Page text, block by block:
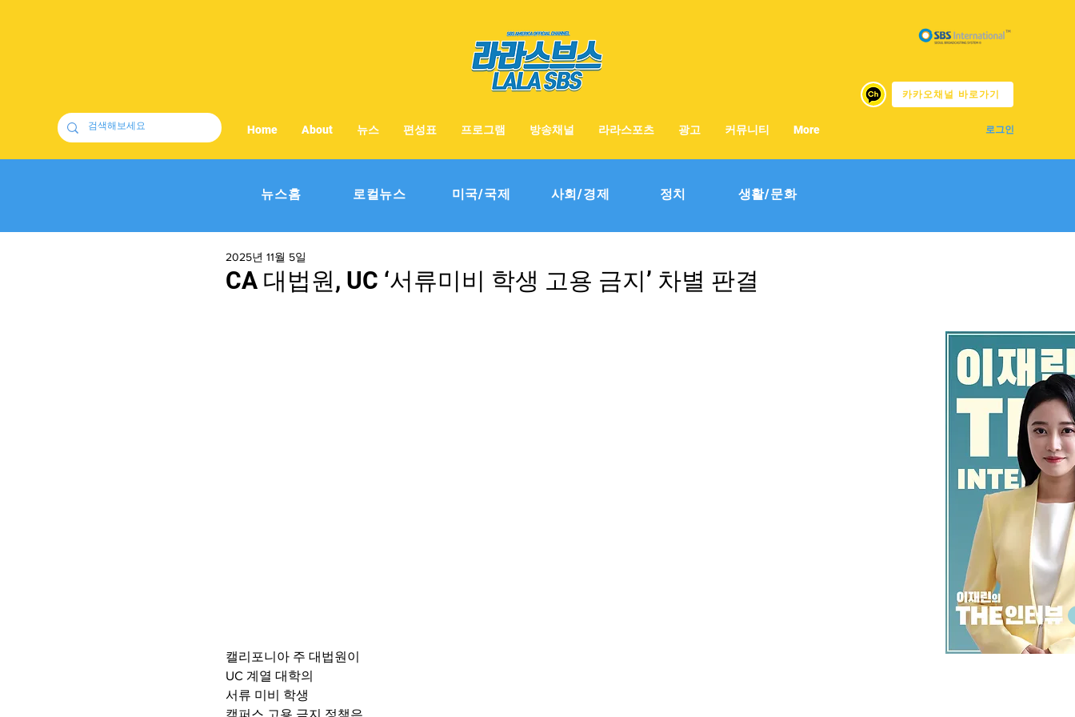
카카오채널 바로가기
로그인
Home About 뉴스 편성표 프로그램 방송채널 라라스포츠 광고 커뮤니티 More
뉴스홈 로컬뉴스 미국/국제 사회/경제 정치 생활/문화
CA 대법원, UC ‘서류미비 학생 고용 금지’ 차별 판결
2025년 11월 5일
캘리포니아 주 대법원이
UC 계열 대학의
서류 미비 학생